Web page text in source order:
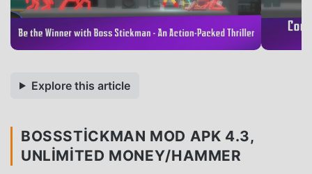
Explore this article
BOSSSTICKMAN MOD APK 4.3,
UNLIMITED MONEY/HAMMER